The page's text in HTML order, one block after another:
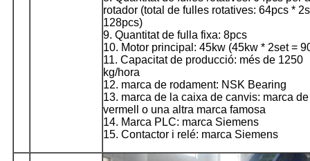
rotador (total de fulles rotatives: 64pcs *
128pcs)
9. Quantitat de fulla fixa: 8pcs
10. Motor principal: 45kw (45kw * 2set =
11. Capacitat de producció: més de 1250
kg/hora
12. marca de rodament: NSK Bearing
13. marca de la caixa de canvis: marca
vermell o una altra marca famosa
14. Marca PLC: marca Siemens
15. Contactor i relé: marca Siemens